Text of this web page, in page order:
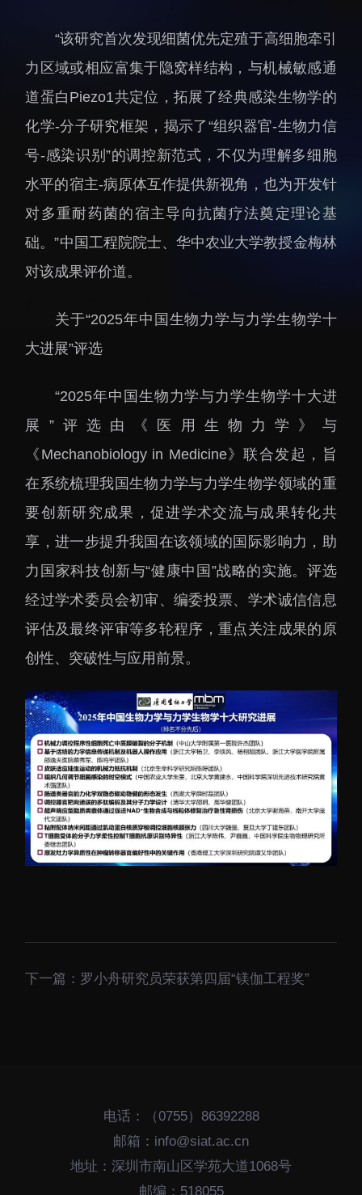
教育概况
招生信息
学位培养
学生工作
学生就业
教育动态
学生活动
先进榜YOUNG
体育与健康
讲座信息
交流动态
国合项目
出国境事务
来华指引
下载中心
控股企业
成果超市
合作交流
党建工作
群团工作
树立和践行正确政绩观
传承和弘扬科学家精神
我为群众办实事
国家高性能医疗器械创
深港脑科学创新研究院
深圳合成生物学创新研
究院
深圳先进电子材料国际
创新研究院
深圳脑解析与脑模拟重
大科技基础设施
深圳合成生物研究重大
“该研究首次发现细菌优先定殖于高细胞牵引
力区域或相应富集于隐窝样结构，与机械敏感通
道蛋白Piezo1共定位，拓展了经典感染生物学的
化学-分子研究框架，揭示了“组织器官-生物力信
号-感染识别”的调控新范式，不仅为理解多细胞
水平的宿主-病原体互作提供新视角，也为开发针
对多重耐药菌的宿主导向抗菌疗法奠定理论基
础。”中国工程院院士、华中农业大学教授金梅林
对该成果评价道。
关于“2025年中国生物力学与力学生物学十
大进展”评选
“2025年中国生物力学与力学生物学十大进
展”评选由《医用生物力学》与
《Mechanobiology in Medicine》联合发起，旨
在系统梳理我国生物力学与力学生物学领域的重
要创新研究成果，促进学术交流与成果转化共
享，进一步提升我国在该领域的国际影响力，助
力国家科技创新与“健康中国”战略的实施。评选
经过学术委员会初审、编委投票、学术诚信信息
评估及最终评审等多轮程序，重点关注成果的原
创性、突破性与应用前景。
下一篇： 罗小舟研究员荣获第四届“镁伽工程奖”
电话：（0755）86392288
邮箱：info@siat.ac.cn
地址：深圳市南山区学苑大道1068号
邮编：518055